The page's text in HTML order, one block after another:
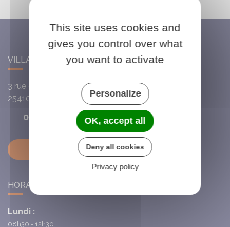
VILLARS-SAINT-GEORGES
3 rue de l'Église
25410
Villars-Saint-Georges
03 81 63 72 93
Contactez-nous
HORAIRES DE LA MAIRIE
Lundi :
08h30 - 12h30
This site uses cookies and
gives you control over what
you want to activate
Personalize
OK, accept all
Deny all cookies
Privacy policy